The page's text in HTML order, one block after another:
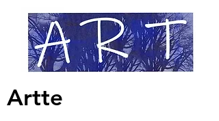
Artte